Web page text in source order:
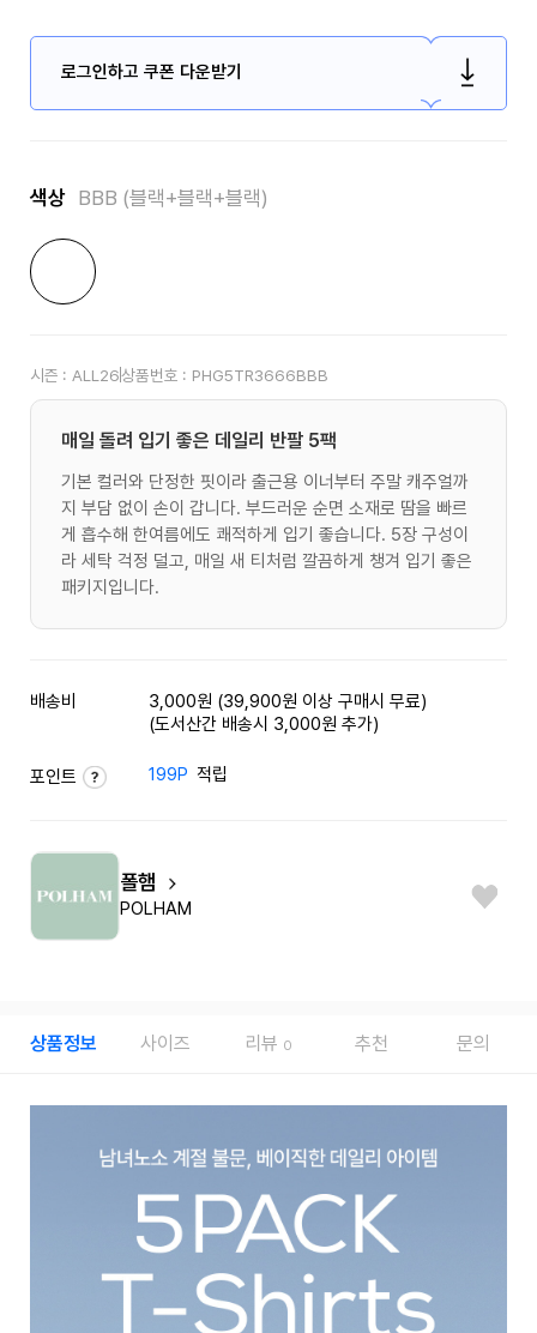
로그인하고 쿠폰 다운받기
색상 BBB (블랙+블랙+블랙)
시즌 : ALL26상품번호 : PHG5TR3666BBB
매일 돌려 입기 좋은 데일리 반팔 5팩
기본 컬러와 단정한 핏이라 출근용 이너부터 주말 캐주얼까
지 부담 없이 손이 갑니다. 부드러운 순면 소재로 땀을 빠르
게 흡수해 한여름에도 쾌적하게 입기 좋습니다. 5장 구성이
라 세탁 걱정 덜고, 매일 새 티처럼 깔끔하게 챙겨 입기 좋은
패키지입니다.
배송비
3,000원 (39,900원 이상 구매시 무료)
(도서산간 배송시 3,000원 추가)
포인트 199P 적립
폴햄
POLHAM
상품정보 사이즈 리뷰 0 추천 문의